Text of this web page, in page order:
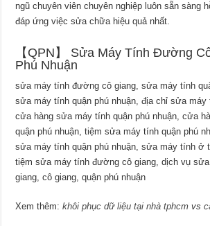
ngũ chuyên viên chuyên nghiệp luôn sẵn sàng
đáp ứng việc sửa chữa hiệu quả nhất.
【QPN】 Sửa Máy Tính Đường
Phú Nhuận
sửa máy tính đường cô giang, sửa máy tính
sửa máy tính quận phú nhuận, địa chỉ sửa máy
cửa hàng sửa máy tính quận phú nhuận, cửa
quận phú nhuận, tiệm sửa máy tính quận phú
sửa máy tính quận phú nhuận, sửa máy tính ở
tiệm sửa máy tính đường cô giang, dịch vụ
giang, cô giang, quận phú nhuận
Xem thêm:khôi phục dữ liệu tại nhà tphcm vs